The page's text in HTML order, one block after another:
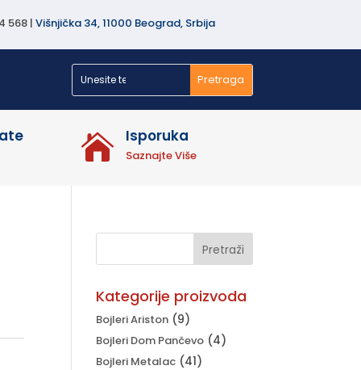
568 |Višnjička 34, 11000 Beograd, Srbija
 Isporuka
Saznajte Više
Kategorije proizvoda
Bojleri Ariston (9)
Bojleri Dom Pančevo (4)
Bojleri Metalac (41)